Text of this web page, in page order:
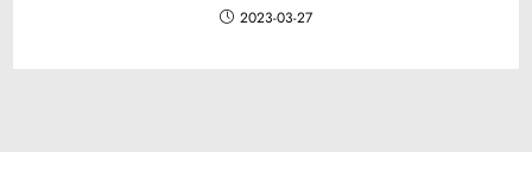
2023-03-27